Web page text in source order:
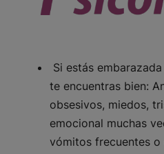
Si estás
te encuentras bien:
obsesivos, miedos,
emocional muchas
vómitos frecuentes o